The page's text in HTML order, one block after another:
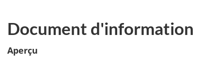
Document d'information
Aperçu